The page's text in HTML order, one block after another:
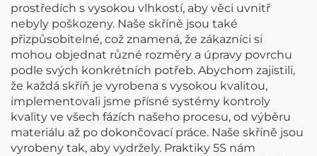
prostředích s vysokou vlhkostí, aby věci uvnitř
nebyly poškozeny. Naše skříně jsou také
přizpůsobitelné, což znamená, že zákazníci si
mohou objednat různé rozměry a úpravy povrchu
podle svých konkrétních potřeb. Abychom zajistili,
že každá skříň je vyrobena s vysokou kvalitou,
implementovali jsme přísné systémy kontroly
kvality ve všech fázích našeho procesu, od výběru
materiálu až po dokončovací práce. Naše skříně jsou
vyrobeny tak, aby vydržely. Praktiky 5S nám